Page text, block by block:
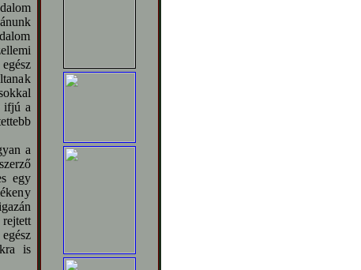
ifjú a
a
egy
is